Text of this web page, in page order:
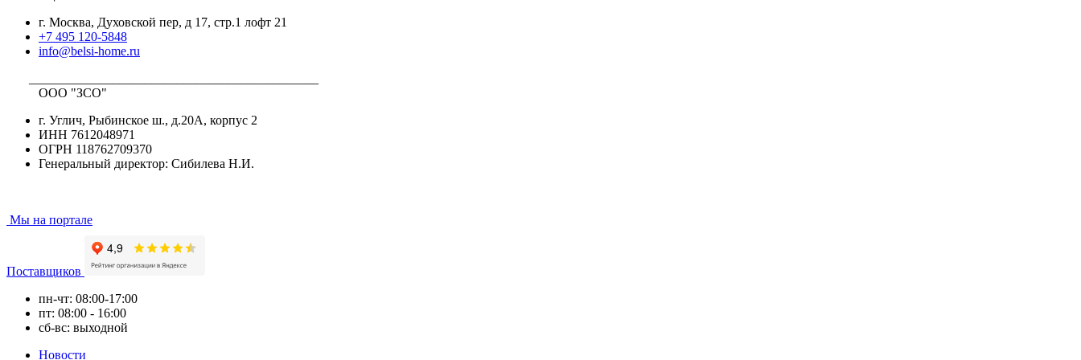
г. Москва, Духовской пер, д 17, стр.1 лофт 21
+7 495 120-5848
info@belsi-home.ru
ООО "ЗСО"
г. Углич, Рыбинское ш., д.20А, корпус 2
ИНН 7612048971
ОГРН 118762709370
Генеральный директор: Сибилева Н.И.
Мы на портале
Поставщиков
пн-чт: 08:00-17:00
пт: 08:00 - 16:00
сб-вс: выходной
Новости